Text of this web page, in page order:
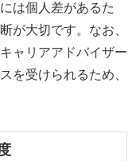
は個人差があるた
が大切です。なお、
ャリアアドバイザー
を受けられるため、